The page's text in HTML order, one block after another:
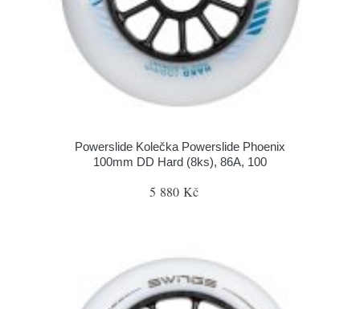
Powerslide Kolečka Powerslide Phoenix
100mm DD Hard (8ks), 86A, 100
5 880 Kč